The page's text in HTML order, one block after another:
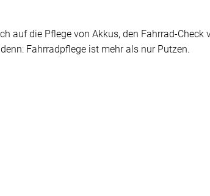
auf die Pflege von Akkus, den Fahrrad-Check
Fahrradpflege ist mehr als nur Putzen.